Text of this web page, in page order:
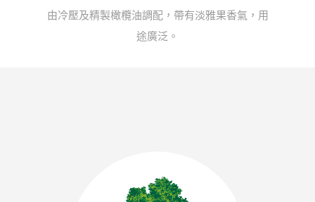
由冷壓及精製橄欖油調配，帶有淡雅果香氣，用
途廣泛。